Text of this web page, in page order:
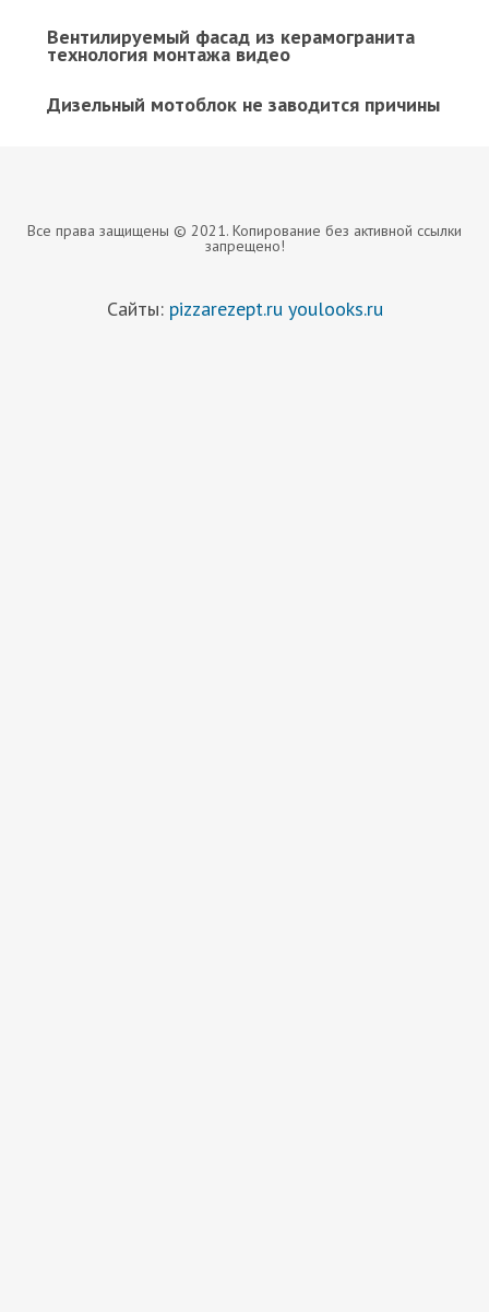
Вентилируемый фасад из керамогранита
технология монтажа видео
Дизельный мотоблок не заводится причины
Все права защищены © 2021. Копирование без активной ссылки
запрещено!
Сайты: pizzarezept.ru youlooks.ru